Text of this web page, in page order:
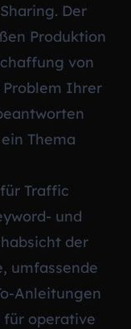
Der
Produktion
von
Problem Ihrer
Thema
Traffic
und
der
umfassende
Anleitungen
für operative